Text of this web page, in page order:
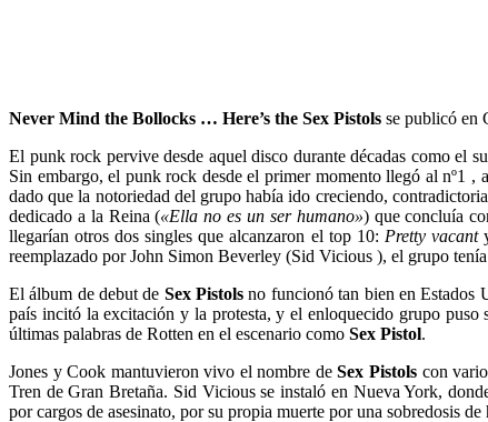
Never Mind the Bollocks … Here’s the Sex Pistols se publicó en
El punk rock pervive desde aquel disco durante décadas como el
Sin embargo, el punk rock desde el primer momento llegó al nº1 ,
dado que la notoriedad del grupo había ido creciendo,
dedicado a la Reina («Ella no es un ser humano») que concluía
llegarían otros dos singles que alcanzaron el top 10: Pretty vacant
reemplazado por John Simon Beverley (Sid Vicious ), el grupo tenía
El álbum de debut de Sex Pistols no funcionó tan bien en Estados
país incitó la excitación y la protesta, y el enloquecido grupo
últimas palabras de Rotten en el escenario como Sex Pistol.
Jones y Cook mantuvieron vivo el nombre deSex Pistols con
Tren de Gran Bretaña. Sid Vicious se instaló en Nueva York,
por cargos de asesinato, por su propia muerte por una sobredosis de